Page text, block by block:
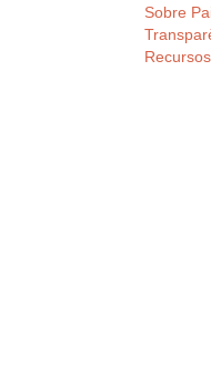
Sobre
Recursos